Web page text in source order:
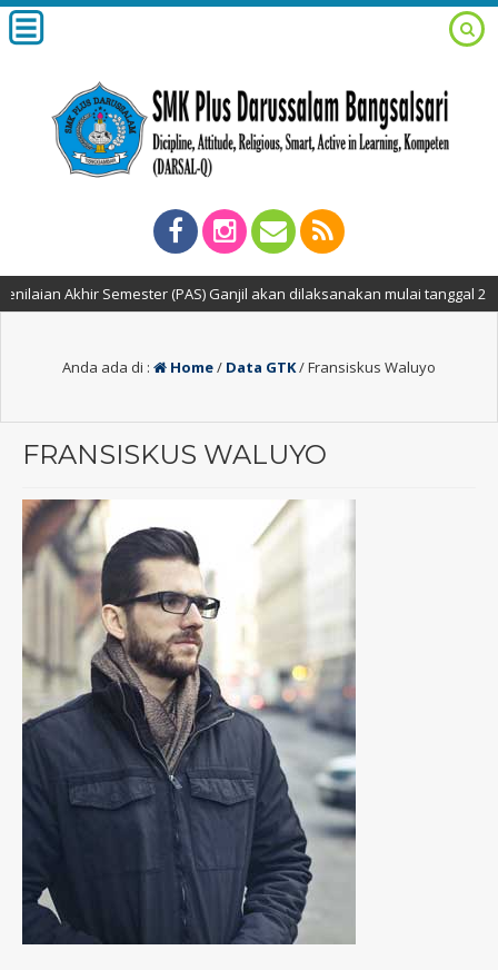
Akhir Semester (PAS) Ganjil akan dilaksanakan mulai tanggal 2 s/d 8
Anda ada di : Home/ Data GTK/Fransiskus Waluyo
FRANSISKUS WALUYO